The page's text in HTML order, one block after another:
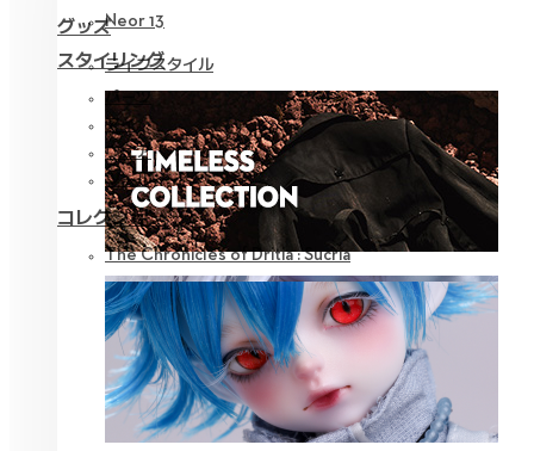
グッズ
ライフスタイル
Neor 13
スタイリング
パーツ
アイ
ウェア
ツール
コレクション
The Chronicles of Dritia : Sucria